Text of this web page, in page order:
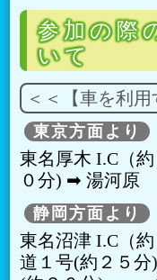
参加の際
いて
＜＜【車を利
東京方面より
東名厚木 I.C（
０分) ➡︎ 湯河原
静岡方面より
東名沼津 I.C（
道１号(約２５